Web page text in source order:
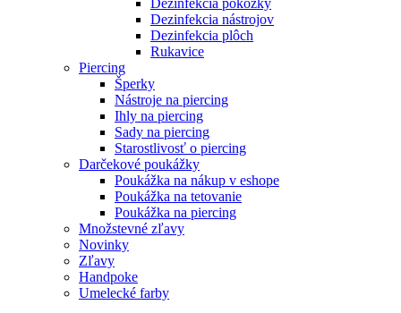
Dezinfekcia pokožky
Dezinfekcia nástrojov
Dezinfekcia plôch
Rukavice
Piercing
Šperky
Nástroje na piercing
Ihly na piercing
Sady na piercing
Starostlivosť o piercing
Darčekové poukážky
Poukážka na nákup v eshope
Poukážka na tetovanie
Poukážka na piercing
Množstevné zľavy
Novinky
Zľavy
Handpoke
Umelecké farby